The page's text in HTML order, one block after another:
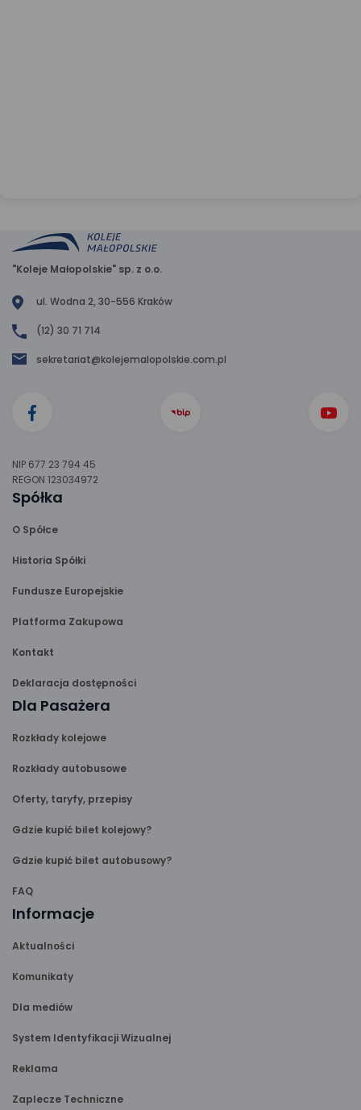
"Koleje Małopolskie" sp. z o.o.
ul. Wodna 2, 30-556 Kraków
(12) 30 71 714
sekretariat@kolejemalopolskie.com.pl
NIP 677 23 794 45
REGON 123034972
Spółka
O Spółce
Historia Spółki
Fundusze Europejskie
Platforma Zakupowa
Kontakt
Deklaracja dostępności
Dla Pasażera
Rozkłady kolejowe
Rozkłady autobusowe
Oferty, taryfy, przepisy
Gdzie kupić bilet kolejowy?
Gdzie kupić bilet autobusowy?
FAQ
Informacje
Aktualności
Komunikaty
Dla mediów
System Identyfikacji Wizualnej
Reklama
Zaplecze Techniczne